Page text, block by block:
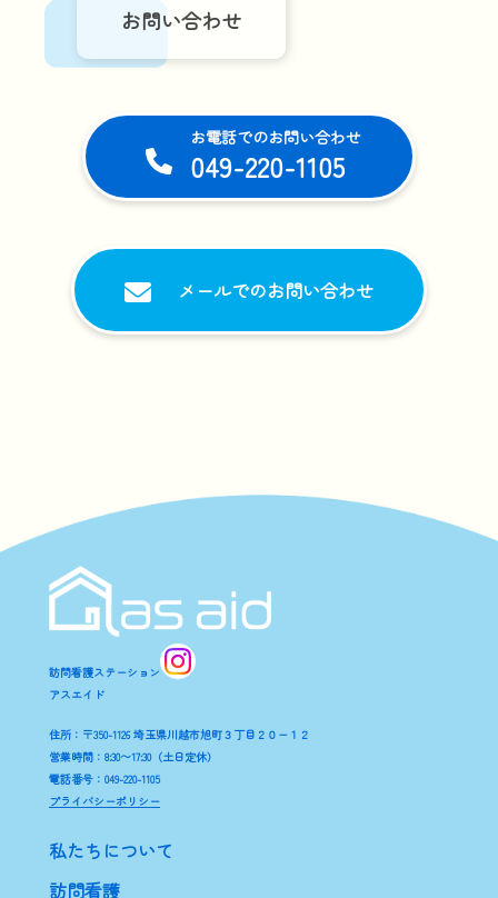
お問い合わせ
お電話でのお問い合わせ
049-220-1105
メールでのお問い合わせ
訪問看護ステーション
アスエイド
住所：〒350-1126 埼玉県川越市旭町３丁目２０−１２
営業時間：8:30〜17:30（土日定休）
電話番号：049-220-1105
プライバシーポリシー
私たちについて
訪問看護